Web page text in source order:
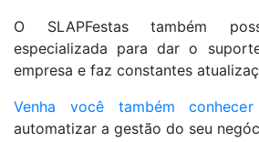
O SLAPFestas também
especializada para dar o
empresa e faz constantes
Venha você também
automatizar a gestão do seu